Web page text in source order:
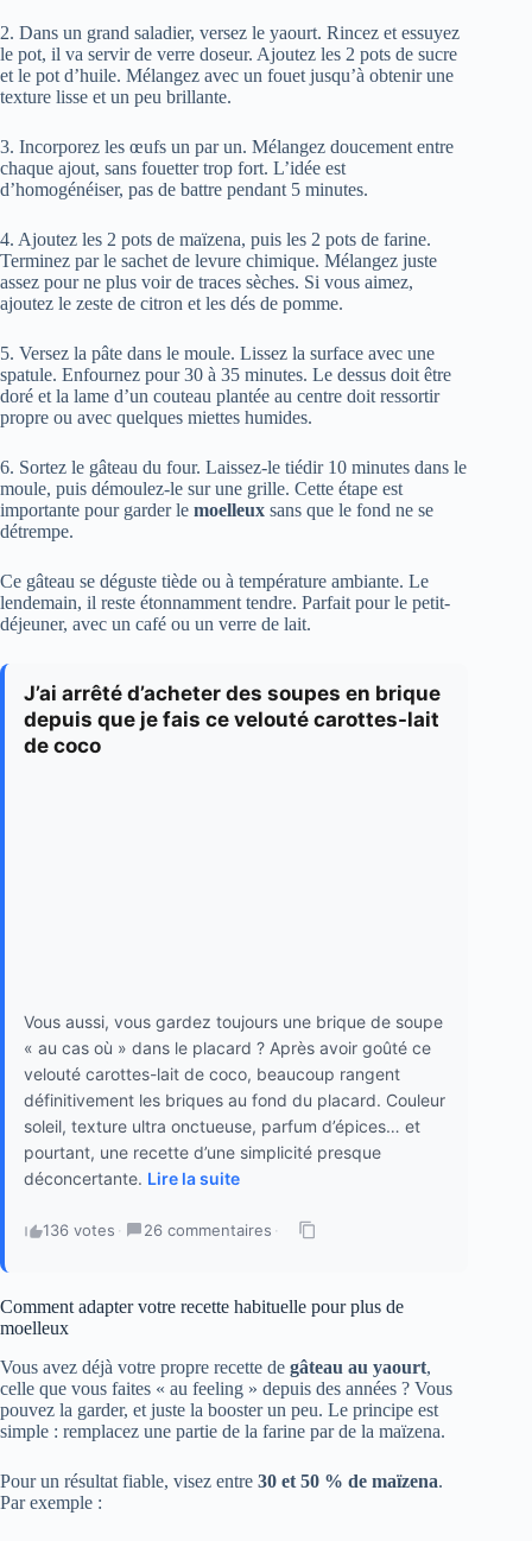
2. Dans un grand saladier, versez le yaourt. Rincez et essuyez
le pot, il va servir de verre doseur. Ajoutez les 2 pots de sucre
et le pot d’huile. Mélangez avec un fouet jusqu’à obtenir une
texture lisse et un peu brillante.
3. Incorporez les œufs un par un. Mélangez doucement entre
chaque ajout, sans fouetter trop fort. L’idée est
d’homogénéiser, pas de battre pendant 5 minutes.
4. Ajoutez les 2 pots de maïzena, puis les 2 pots de farine.
Terminez par le sachet de levure chimique. Mélangez juste
assez pour ne plus voir de traces sèches. Si vous aimez,
ajoutez le zeste de citron et les dés de pomme.
5. Versez la pâte dans le moule. Lissez la surface avec une
spatule. Enfournez pour 30 à 35 minutes. Le dessus doit être
doré et la lame d’un couteau plantée au centre doit ressortir
propre ou avec quelques miettes humides.
6. Sortez le gâteau du four. Laissez-le tiédir 10 minutes dans le
moule, puis démoulez-le sur une grille. Cette étape est
importante pour garder le moelleux sans que le fond ne se
détrempe.
Ce gâteau se déguste tiède ou à température ambiante. Le
lendemain, il reste étonnamment tendre. Parfait pour le petit-
déjeuner, avec un café ou un verre de lait.
J’ai arrêté d’acheter des soupes en brique
depuis que je fais ce velouté carottes-lait
de coco
Vous aussi, vous gardez toujours une brique de soupe
« au cas où » dans le placard ? Après avoir goûté ce
velouté carottes-lait de coco, beaucoup rangent
définitivement les briques au fond du placard. Couleur
soleil, texture ultra onctueuse, parfum d’épices… et
pourtant, une recette d’une simplicité presque
déconcertante. Lire la suite
136 votes · 26 commentaires ·
Comment adapter votre recette habituelle pour plus de
moelleux
Vous avez déjà votre propre recette de gâteau au yaourt,
celle que vous faites « au feeling » depuis des années ? Vous
pouvez la garder, et juste la booster un peu. Le principe est
simple : remplacez une partie de la farine par de la maïzena.
Pour un résultat fiable, visez entre 30 et 50 % de maïzena.
Par exemple :